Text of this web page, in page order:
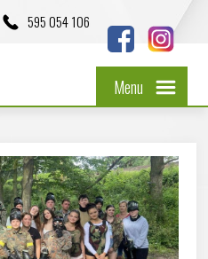
595 054 106
Menu